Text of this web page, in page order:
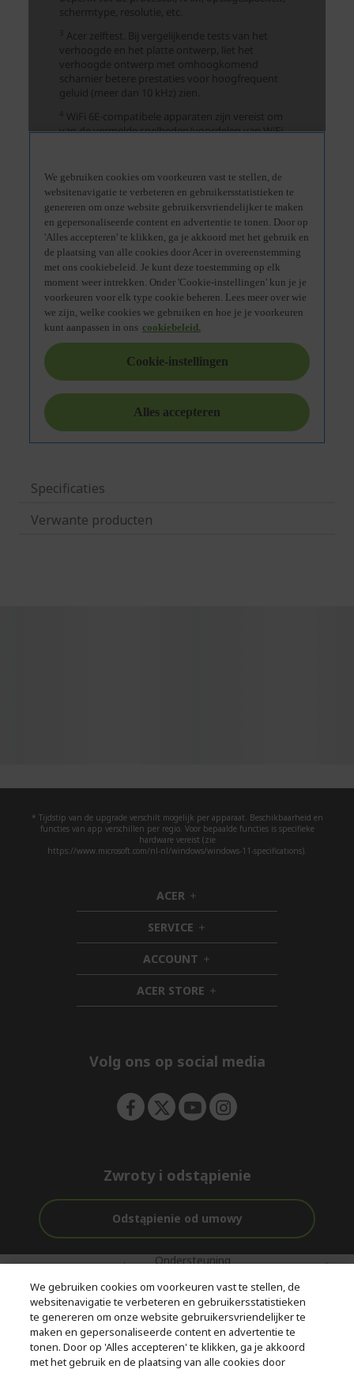
Specificaties
Verwante producten
* Tijdstip van de upgrade verschilt mogelijk per apparaat. Beschikbaarheid en
functies van app verschillen per regio. Voor bepaalde functies is specifieke
hardware vereist (zie
https://www.microsoft.com/nl-nl/windows/windows-11-specifications).
ACER h
i
d
d
e
n
SERVICE h
i
d
d
e
n
ACCOUNT h
i
d
d
ACER STORE h
i
e
Volg ons op social media
Zwroty i odstąpienie
Odstąpienie od umowy
Gratis
bezorging
Ondersteuning
aankoop
Met 0%
Rente
© 2026 Acer Inc.
CPYou BV is de erkende reseller van de producten en diensten die
in deze winkel worden aangeboden.
We gebruiken cookies om voorkeuren vast te stellen, de
websitenavigatie te verbeteren en gebruikersstatistieken
te genereren om onze website gebruikersvriendelijker te
maken en gepersonaliseerde content en advertentie te
tonen. Door op 'Alles accepteren' te klikken, ga je akkoord
met het gebruik en de plaatsing van alle cookies door